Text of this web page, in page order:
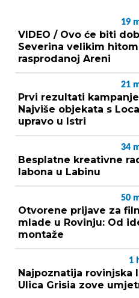
19
VIDEO / Ovo će biti
Severina velikim
rasprodanoj Areni
21
Prvi rezultati
Najviše objekata s
upravo u Istri
34
Besplatne kreativne
labona u Labinu
50
Otvorene prijave za
mlade u Rovinju: Od
montaže
1
Najpoznatija rovinjska
Ulica Grisia zove